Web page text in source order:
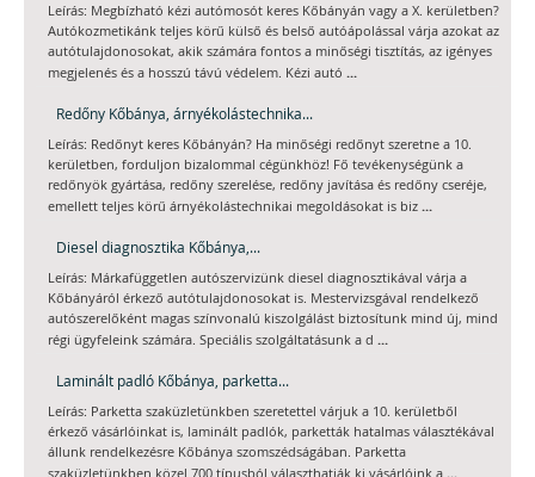
Leírás: Megbízható kézi autómosót keres Kőbányán vagy a X. kerületben?
Autókozmetikánk teljes körű külső és belső autóápolással várja azokat az
autótulajdonosokat, akik számára fontos a minőségi tisztítás, az igényes
megjelenés és a hosszú távú védelem. Kézi autó ...
Redőny Kőbánya, árnyékolástechnika...
Leírás: Redőnyt keres Kőbányán? Ha minőségi redőnyt szeretne a 10.
kerületben, forduljon bizalommal cégünkhöz! Fő tevékenységünk a
redőnyök gyártása, redőny szerelése, redőny javítása és redőny cseréje,
emellett teljes körű árnyékolástechnikai megoldásokat is biz ...
Diesel diagnosztika Kőbánya,...
Leírás: Márkafüggetlen autószervizünk diesel diagnosztikával várja a
Kőbányáról érkező autótulajdonosokat is. Mestervizsgával rendelkező
autószerelőként magas színvonalú kiszolgálást biztosítunk mind új, mind
régi ügyfeleink számára. Speciális szolgáltatásunk a d ...
Laminált padló Kőbánya, parketta...
Leírás: Parketta szaküzletünkben szeretettel várjuk a 10. kerületből
érkező vásárlóinkat is, laminált padlók, parketták hatalmas választékával
állunk rendelkezésre Kőbánya szomszédságában. Parketta
szaküzletünkben közel 700 típusból választhatják ki vásárlóink a ...